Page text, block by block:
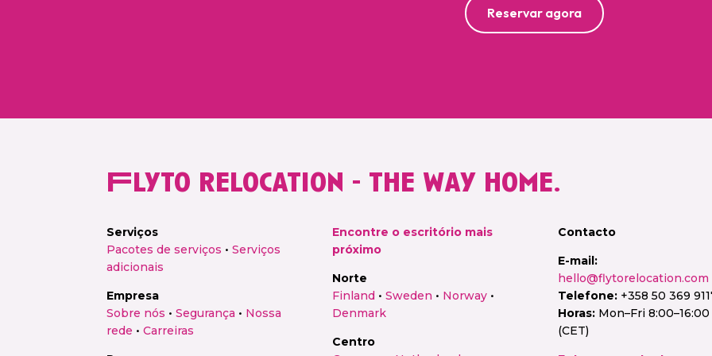
Reservar agora
Flyto relocation - the way home.
Serviços
Pacotes de serviços •Serviços
adicionais
Empresa
Sobre nós •Segurança • Nossa
rede •Carreiras
Encontre o escritório mais
próximo
Norte
Finland• Sweden • Norway•
Denmark
Centro
Contacto
E-mail:
hello@flytorelocation.com
Telefone: +358 50 369
Horas:Mon–Fri 8:00–16:00
(CET)